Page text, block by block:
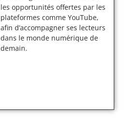
les opportunités offertes par les
plateformes comme YouTube,
afin d’accompagner ses lecteurs
dans le monde numérique de
demain.